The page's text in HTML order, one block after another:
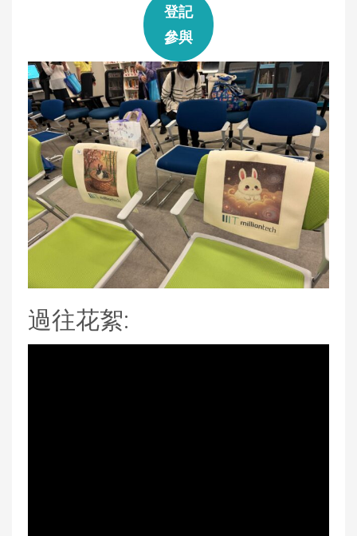
登記
參與
過往花絮: